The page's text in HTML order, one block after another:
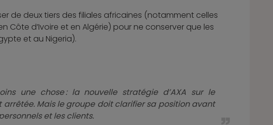
de deux tiers des filiales africaines (notamment celles
Côte d’Ivoire et en Algérie) pour ne conserver que les
et au Nigeria).
une chose : la nouvelle stratégie d’AXA sur le
Mais le groupe doit clarifier sa position avant
et les clients.